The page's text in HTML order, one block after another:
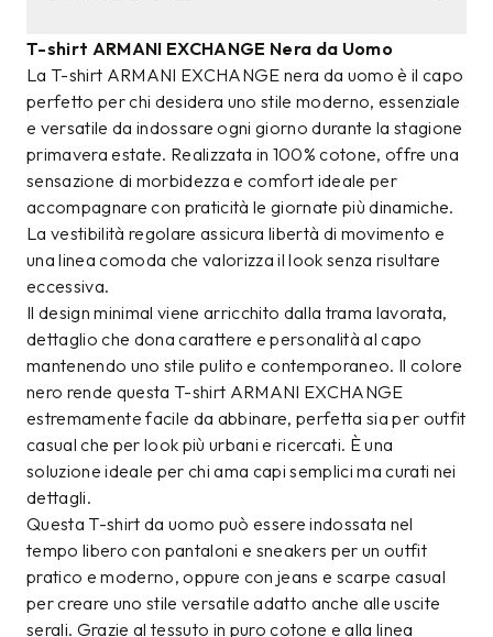
T-shirt ARMANI EXCHANGE Nera da Uomo
La T-shirt ARMANI EXCHANGE nera da uomo è il capo
perfetto per chi desidera uno stile moderno, essenziale
e versatile da indossare ogni giorno durante la stagione
primavera estate. Realizzata in 100% cotone, offre una
sensazione di morbidezza e comfort ideale per
accompagnare con praticità le giornate più dinamiche.
La vestibilità regolare assicura libertà di movimento e
una linea comoda che valorizza il look senza risultare
eccessiva.
Il design minimal viene arricchito dalla trama lavorata,
dettaglio che dona carattere e personalità al capo
mantenendo uno stile pulito e contemporaneo. Il colore
nero rende questa T-shirt ARMANI EXCHANGE
estremamente facile da abbinare, perfetta sia per outfit
casual che per look più urbani e ricercati. È una
soluzione ideale per chi ama capi semplici ma curati nei
dettagli.
Questa T-shirt da uomo può essere indossata nel
tempo libero con pantaloni e sneakers per un outfit
pratico e moderno, oppure con jeans e scarpe casual
per creare uno stile versatile adatto anche alle uscite
serali. Grazie al tessuto in puro cotone e alla linea